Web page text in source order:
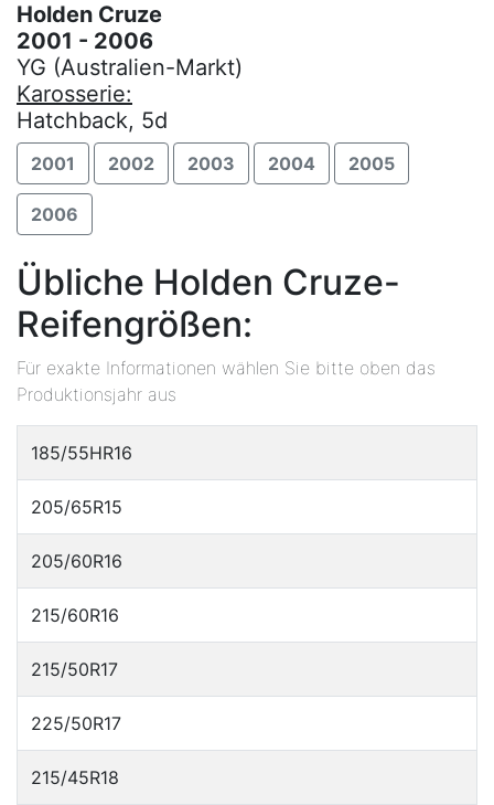
Holden Cruze
2001 - 2006
YG (Australien-Markt)
Karosserie:
Hatchback, 5d
2001 2002 2003 2004 2005
2006
Übliche Holden Cruze-
Reifengrößen:
Für exakte Informationen wählen Sie bitte oben das
Produktionsjahr aus
185/55HR16
205/65R15
205/60R16
215/60R16
215/50R17
225/50R17
215/45R18